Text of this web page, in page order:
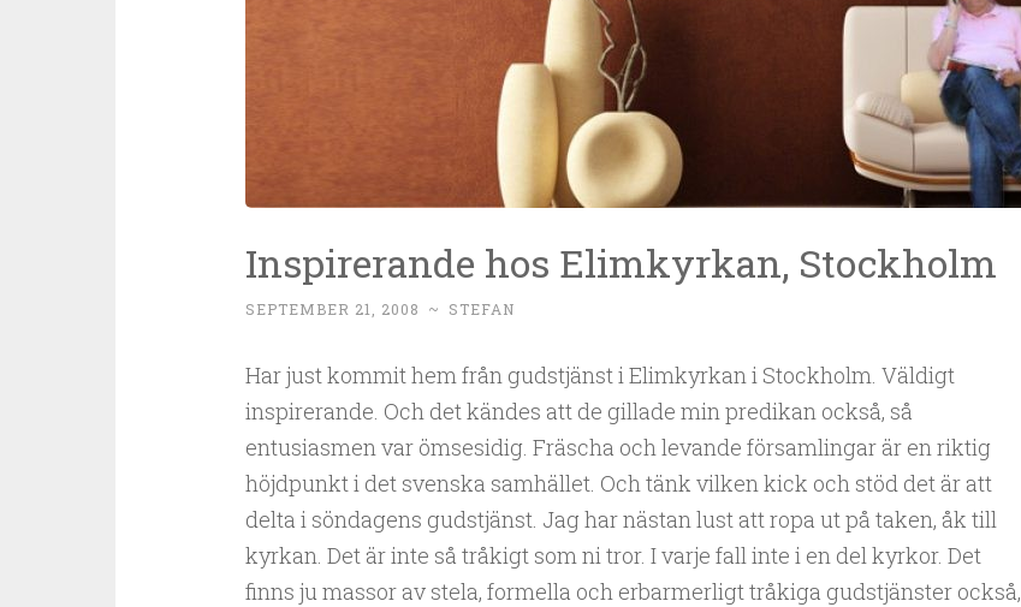
Inspirerande hos Elimkyrkan, Stockholm
SEPTEMBER 21, 2008 ~ STEFAN
Har just kommit hem från gudstjänst i Elimkyrkan i Stockholm. Väldigt
inspirerande. Och det kändes att de gillade min predikan också, så
entusiasmen var ömsesidig. Fräscha och levande församlingar är en riktig
höjdpunkt i det svenska samhället. Och tänk vilken kick och stöd det är att
delta i söndagens gudstjänst. Jag har nästan lust att ropa ut på taken, åk till
kyrkan. Det är inte så tråkigt som ni tror. I varje fall inte i en del kyrkor. Det
finns ju massor av stela, formella och erbarmerligt tråkiga gudstjänster också,